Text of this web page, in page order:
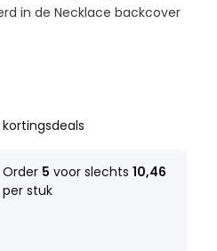
in de Necklace backcover
Order 5 voor slechts 10,46
per stuk